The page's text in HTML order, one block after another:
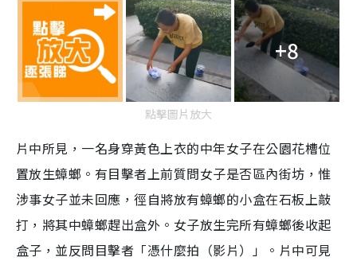
+8
點擊圖片放大
片中所見，一名身穿黃色上衣的中年女子在公園花槽位
置放生蟑螂。有目擊者上前質問女子是否區內街坊，惟
涉事女子並未回應，徑自將放有蟑螂的小盒在石板上敲
打，將其中蟑螂趕出盒外。女子放生完所有蟑螂後收起
盒子，並反問目擊者「憑什麼拍（影片）」。片中可見